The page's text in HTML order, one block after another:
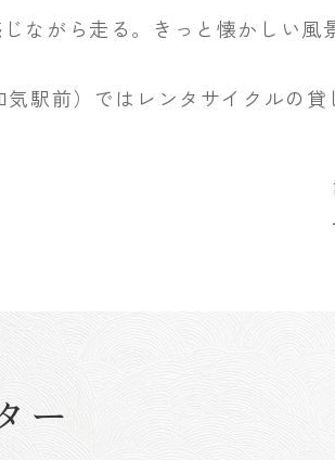
ながら走る。きっと懐かしい風
駅前）ではレンタサイクルの貸
ー